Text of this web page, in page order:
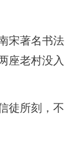
宋著名书法
座老村没入
徒所刻，不